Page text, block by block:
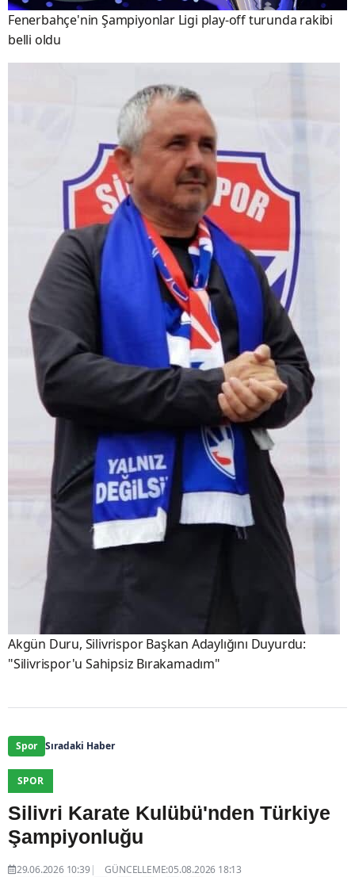
Fenerbahçe'nin Şampiyonlar Ligi play-off turunda rakibi
belli oldu
Akgün Duru, Silivrispor Başkan Adaylığını Duyurdu:
"Silivrispor'u Sahipsiz Bırakamadım"
Spor Sıradaki Haber
SPOR
Silivri Karate Kulübü'nden Türkiye
Şampiyonluğu
29.06.2026 10:39
GÜNCELLEME:05.08.2026 18:13